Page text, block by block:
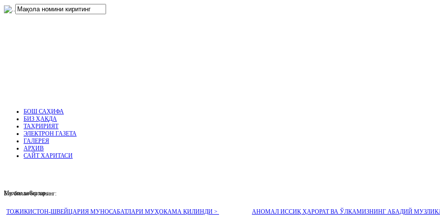
.
БОШ САҲИФА
БИЗ ҲАҚДА
ТАҲРИРИЯТ
ЭЛЕКТРОН ГАЗЕТА
ГАЛЕРЕЯ
АРХИВ
САЙТ ХАРИТАСИ
Муҳим хабарлар :
ТОЖИКИСТОН-ШВЕЙЦАРИЯ МУНОСАБАТЛАРИ МУҲОКАМА ҚИЛИНДИ > АНОМАЛ ИССИҚ ҲАРОРАТ ВА ЎЛКАМИЗНИНГ АБАДИЙ
Биз билан боғланинг: